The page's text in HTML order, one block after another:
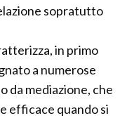
sopratutto
in primo
a numerose
da mediazione, che
efficace quando si